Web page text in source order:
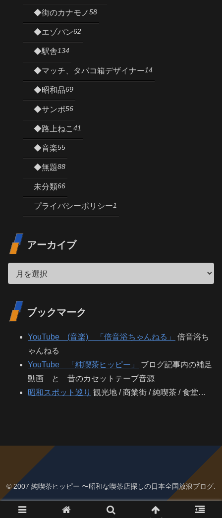
◆街のカナモノ58
◆エゾパン62
◆駅舎134
◆マッチ、タバコ箱デザイナー14
◆昭和品69
◆サンポ56
◆路上ねこ 41
◆音楽55
◆無題88
未分類66
プライバシーポリシー1
アーカイブ
ブックマーク
YouTube (音楽) 「倍音浴ちゃんねる」
倍音浴ち
ゃんねる
YouTube 「純喫茶ヒッピー」
ブログ記事内の補足
動画 と 昔のカセットテープ音源
昭和スポット巡り 観光地 / 商業街 / 純喫茶 / 食堂…
© 2007 純喫茶ヒッピー 〜昭和な喫茶店探しの日本全国放浪ブログ.